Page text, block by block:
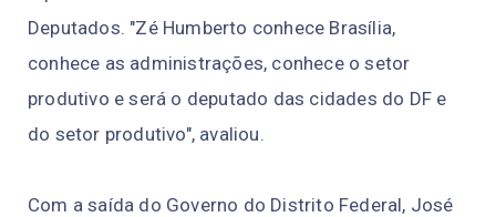
Deputados. "Zé Humberto conhece Brasília,
conhece as administrações, conhece o setor
produtivo e será o deputado das cidades do DF e
do setor produtivo", avaliou.
Com a saída do Governo do Distrito Federal, José